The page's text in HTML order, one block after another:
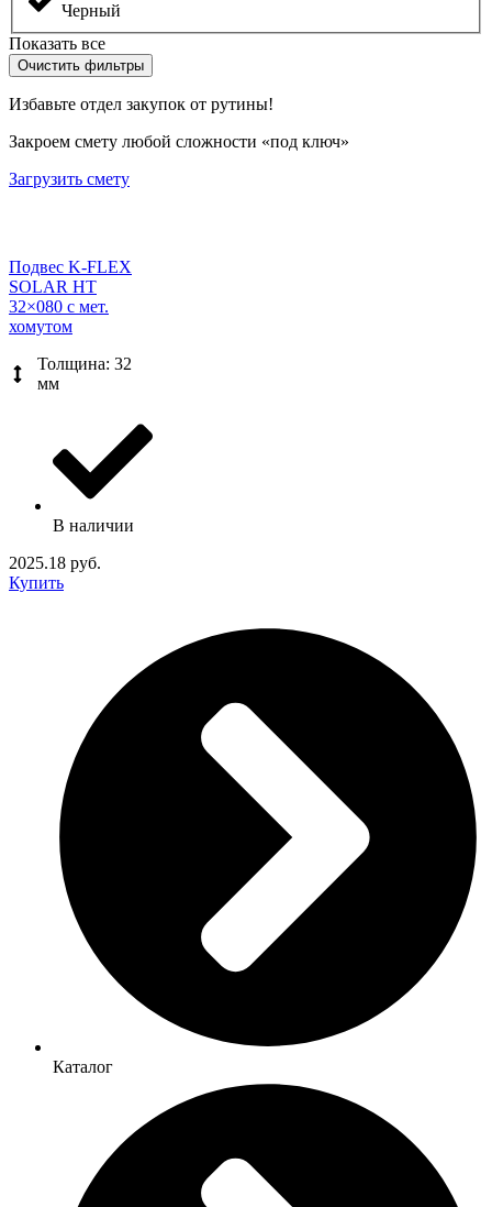
Черный
Показать все
Очистить фильтры
Избавьте отдел закупок от рутины!
Закроем смету любой сложности «под ключ»
Загрузить смету
Подвес K-FLEX
SOLAR HT
32×080 с мет.
хомутом
Толщина: 32
мм
В наличии
2025.18 руб.
Купить
Каталог